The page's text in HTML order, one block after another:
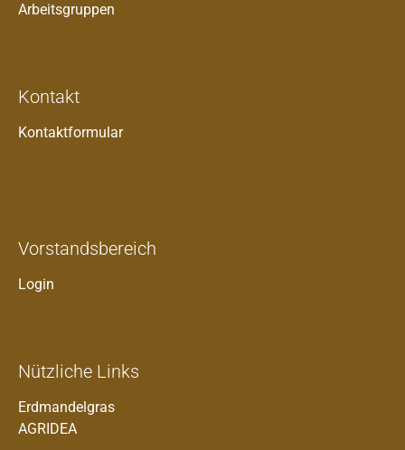
Arbeitsgruppen
Kontakt
Kontaktformular
Vorstandsbereich
Login
Nützliche Links
Erdmandelgras
AGRIDEA